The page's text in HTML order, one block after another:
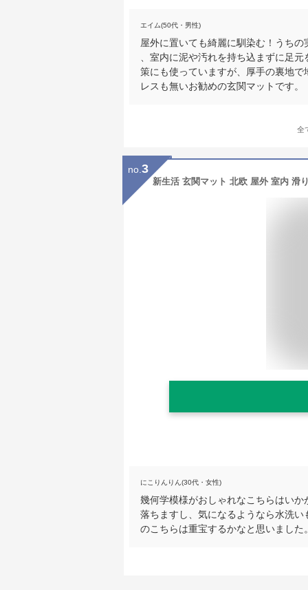
エイム(50代・男性)
屋外に置いても綺麗に馴染む！うち
、室内に泥や汚れを持ち込まずに足
策にも使っていますが、厚手の裏地
レスも無いお勧めの玄関マットです。
全
no. 3
にこりんりん(30代・女性)
幾何学模様がおしゃれなこちらはい
落ちますし、気になるようなら水洗
のこちらは重宝するかなと思いました